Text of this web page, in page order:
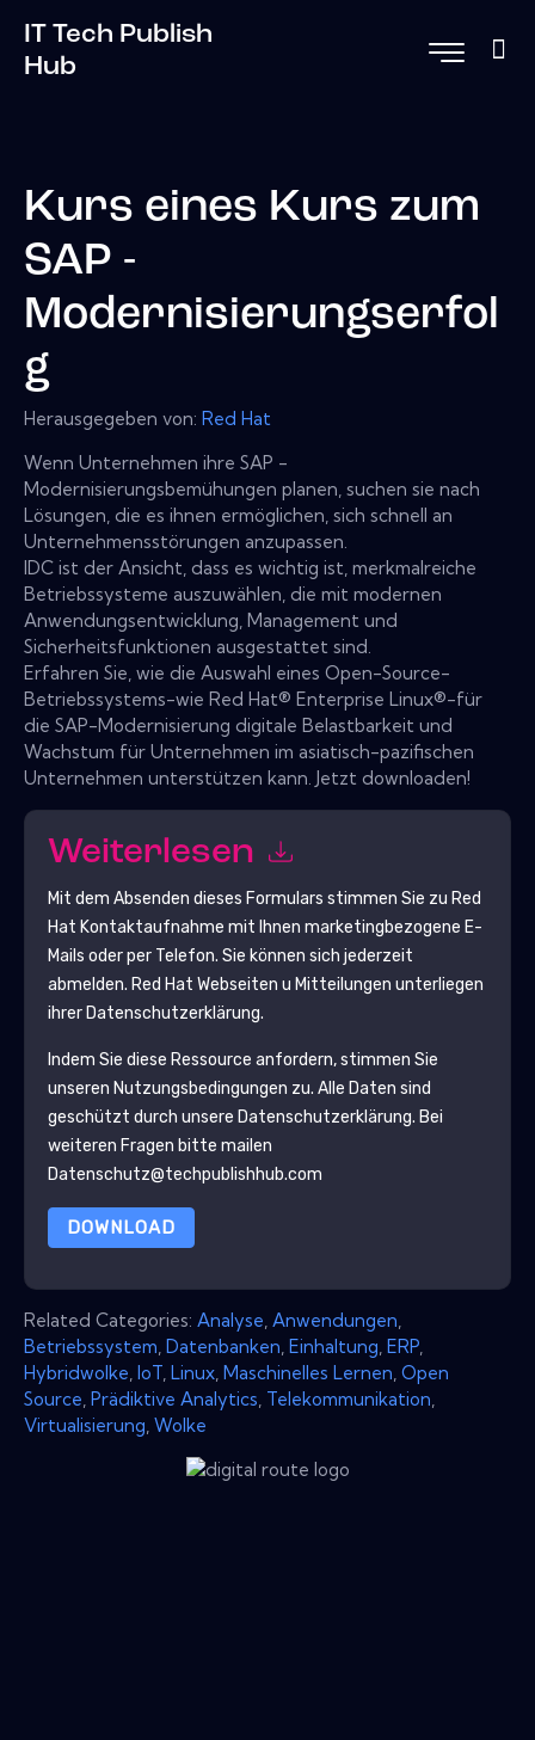
IT Tech Publish
Hub
Kurs eines Kurs zum
SAP -
Modernisierungserfol
g
Herausgegeben von: Red Hat
Wenn Unternehmen ihre SAP -
Modernisierungsbemühungen planen, suchen sie nach
Lösungen, die es ihnen ermöglichen, sich schnell an
Unternehmensstörungen anzupassen.
IDC ist der Ansicht, dass es wichtig ist, merkmalreiche
Betriebssysteme auszuwählen, die mit modernen
Anwendungsentwicklung, Management und
Sicherheitsfunktionen ausgestattet sind.
Erfahren Sie, wie die Auswahl eines Open-Source-
Betriebssystems-wie Red Hat® Enterprise Linux®-für
die SAP-Modernisierung digitale Belastbarkeit und
Wachstum für Unternehmen im asiatisch-pazifischen
Unternehmen unterstützen kann. Jetzt downloaden!
Weiterlesen
Mit dem Absenden dieses Formulars stimmen Sie zu Red
Hat Kontaktaufnahme mit Ihnen marketingbezogene E-
Mails oder per Telefon. Sie können sich jederzeit
abmelden. Red Hat Webseiten u Mitteilungen unterliegen
ihrer Datenschutzerklärung.
Indem Sie diese Ressource anfordern, stimmen Sie
unseren Nutzungsbedingungen zu. Alle Daten sind
geschützt durch unsere Datenschutzerklärung. Bei
weiteren Fragen bitte mailen
Datenschutz@techpublishhub.com
DOWNLOAD
Related Categories: Analyse Anwendungen
Betriebssystem Datenbanken Einhaltung ERP
Hybridwolke IoT Linux Maschinelles Lernen Open
Source Prädiktive Analytics Telekommunikation
Virtualisierung Wolke